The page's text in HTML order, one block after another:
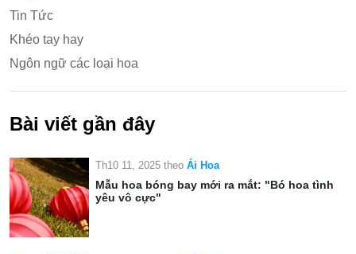
Tin Tức
Khéo tay hay
Ngôn ngữ các loại hoa
Bài viết gần đây
Th10 11, 2025 theo Ái Hoa
Mẫu hoa bóng bay mới ra mắt: "Bó hoa tình
yêu vô cực"